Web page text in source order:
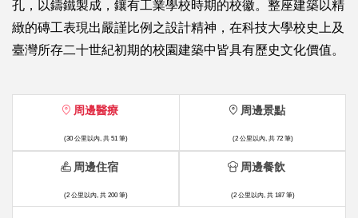
孔，以鑄鐵製成，鑲有工業學校時期的校徽。整座建築以精
緻的磚工表現出嚴謹比例之設計精神，在科技大學校史上及
臺灣所存二十世紀初期的校園建築中皆具有歷史文化價值。
周邊醫療
(30 公里以內, 共 51 筆)
周邊景點
(2 公里以內, 共 72 筆)
周邊住宿
(2 公里以內, 共 200 筆)
周邊餐飲
(2 公里以內, 共 187 筆)